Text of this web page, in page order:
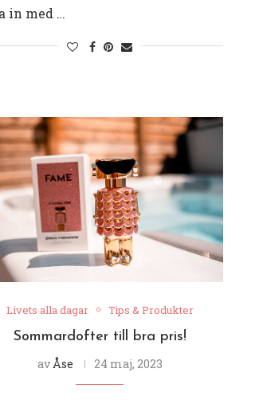
in med …
Livets alla dagar Tips & Produkter
Sommardofter till bra pris!
av Åse 24 maj, 2023